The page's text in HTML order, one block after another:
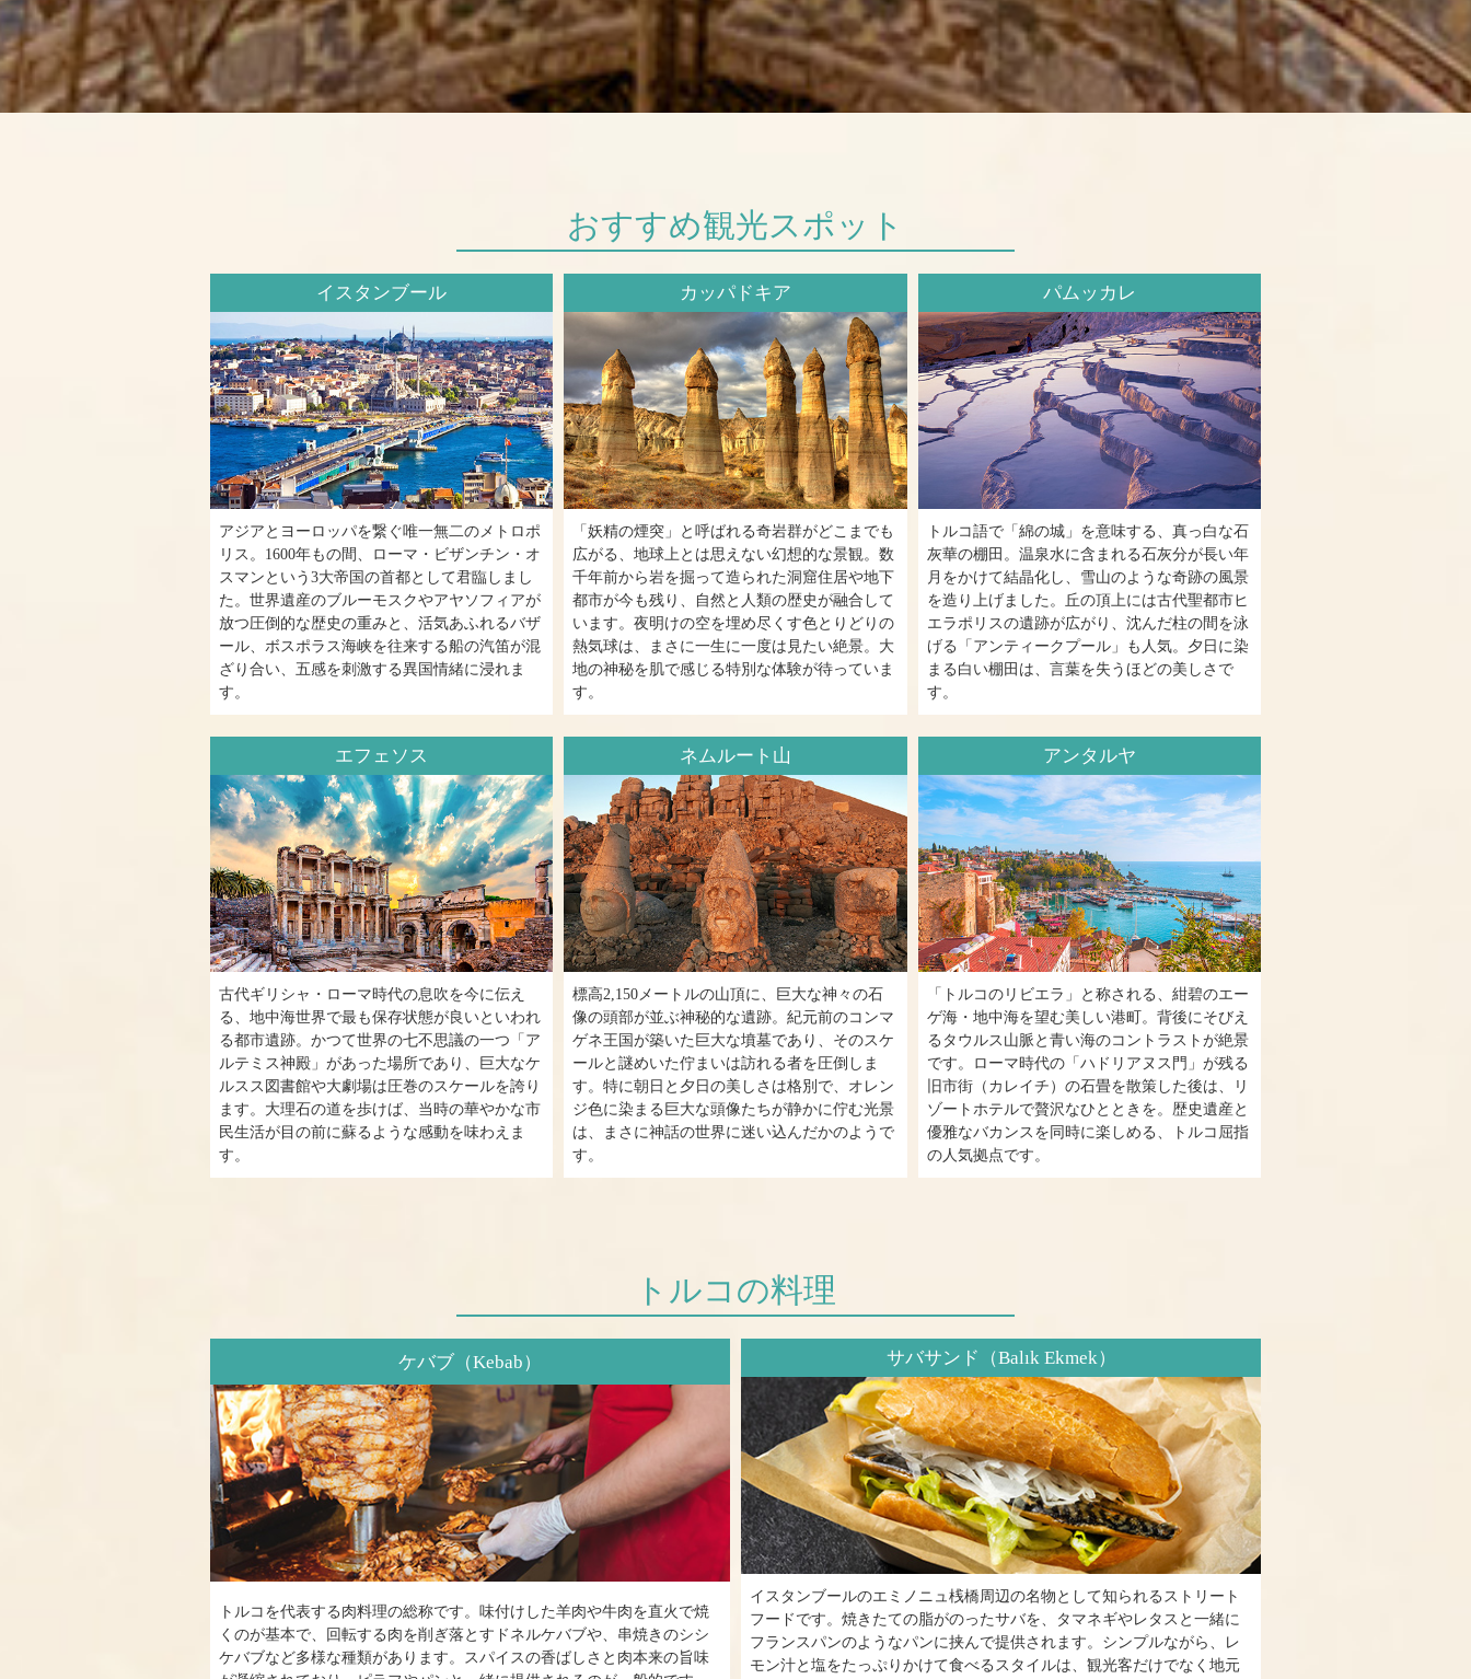
おすすめ観光スポット
イスタンブール
アジアとヨーロッパを繋ぐ唯一無二のメトロポ
リス。1600年もの間、ローマ・ビザンチン・オ
スマンという3大帝国の首都として君臨しまし
た。世界遺産のブルーモスクやアヤソフィアが
放つ圧倒的な歴史の重みと、活気あふれるバザ
ール、ボスポラス海峡を往来する船の汽笛が混
ざり合い、五感を刺激する異国情緒に浸れま
す。
カッパドキア
「妖精の煙突」と呼ばれる奇岩群がどこまでも
広がる、地球上とは思えない幻想的な景観。数
千年前から岩を掘って造られた洞窟住居や地下
都市が今も残り、自然と人類の歴史が融合して
います。夜明けの空を埋め尽くす色とりどりの
熱気球は、まさに一生に一度は見たい絶景。大
地の神秘を肌で感じる特別な体験が待っていま
す。
パムッカレ
トルコ語で「綿の城」を意味する、真っ白な石
灰華の棚田。温泉水に含まれる石灰分が長い年
月をかけて結晶化し、雪山のような奇跡の風景
を造り上げました。丘の頂上には古代聖都市ヒ
エラポリスの遺跡が広がり、沈んだ柱の間を泳
げる「アンティークプール」も人気。夕日に染
まる白い棚田は、言葉を失うほどの美しさで
す。
エフェソス
古代ギリシャ・ローマ時代の息吹を今に伝え
る、地中海世界で最も保存状態が良いといわれ
る都市遺跡。かつて世界の七不思議の一つ「ア
ルテミス神殿」があった場所であり、巨大なケ
ルスス図書館や大劇場は圧巻のスケールを誇り
ます。大理石の道を歩けば、当時の華やかな市
民生活が目の前に蘇るような感動を味わえま
す。
ネムルート山
標高2,150メートルの山頂に、巨大な神々の石
像の頭部が並ぶ神秘的な遺跡。紀元前のコンマ
ゲネ王国が築いた巨大な墳墓であり、そのスケ
ールと謎めいた佇まいは訪れる者を圧倒しま
す。特に朝日と夕日の美しさは格別で、オレン
ジ色に染まる巨大な頭像たちが静かに佇む光景
は、まさに神話の世界に迷い込んだかのようで
す。
アンタルヤ
「トルコのリビエラ」と称される、紺碧のエー
ゲ海・地中海を望む美しい港町。背後にそびえ
るタウルス山脈と青い海のコントラストが絶景
です。ローマ時代の「ハドリアヌス門」が残る
旧市街（カレイチ）の石畳を散策した後は、リ
ゾートホテルで贅沢なひとときを。歴史遺産と
優雅なバカンスを同時に楽しめる、トルコ屈指
の人気拠点です。
トルコの料理
ケバブ（Kebab）
トルコを代表する肉料理の総称です。味付けした羊肉や牛肉を直火で焼
くのが基本で、回転する肉を削ぎ落とすドネルケバブや、串焼きのシシ
ケバブなど多様な種類があります。スパイスの香ばしさと肉本来の旨味
サバサンド（Balık Ekmek）
イスタンブールのエミノニュ桟橋周辺の名物として知られるストリート
フードです。焼きたての脂がのったサバを、タマネギやレタスと一緒に
フランスパンのようなパンに挟んで提供されます。シンプルながら、レ
モン汁と塩をたっぷりかけて食べるスタイルは、観光客だけでなく地元